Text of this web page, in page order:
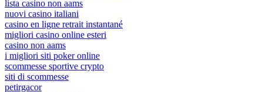
lista casino non aams
nuovi casino italiani
casino en ligne retrait instantané
migliori casino online esteri
casino non aams
i migliori siti poker online
scommesse sportive crypto
siti di scommesse
petirgacor